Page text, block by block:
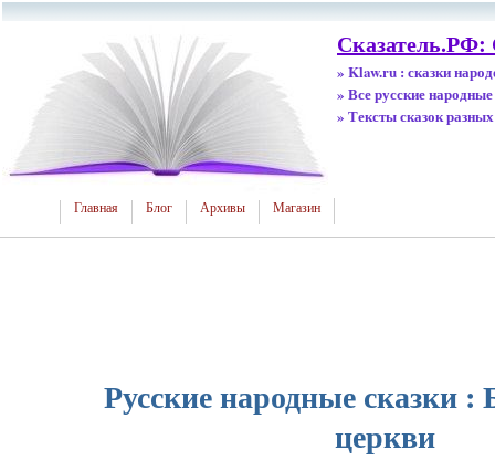
Сказатель.РФ:
» Klaw.ru : сказки
» Все русские народные
» Тексты сказок
Главная Блог Архивы Магазин
Русские народные сказки :
церкви